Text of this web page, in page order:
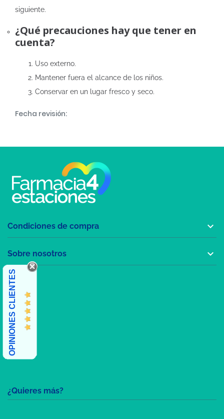
siguiente.
¿Qué precauciones hay que tener en
cuenta?
Uso externo.
Mantener fuera el alcance de los niños.
Conservar en un lugar fresco y seco.
Fecha revisión:
¿Quieres más?
Condiciones de compra 
Sobre nosotros 
OPINIONES CLIENTES